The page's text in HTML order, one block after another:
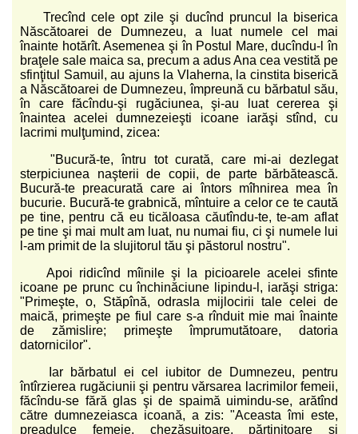
Trecînd cele opt zile şi ducînd pruncul la biserica
Născătoarei de Dumnezeu, a luat numele cel mai
înainte hotărît. Asemenea şi în Postul Mare, ducîndu-l în
braţele sale maica sa, precum a adus Ana cea vestită pe
sfinţitul Samuil, au ajuns la Vlaherna, la cinstita biserică
a Născătoarei de Dumnezeu, împreună cu bărbatul său,
în care făcîndu-şi rugăciunea, şi-au luat cererea şi
înaintea acelei dumnezeieşti icoane iarăşi stînd, cu
lacrimi mulţumind, zicea:
"Bucură-te, întru tot curată, care mi-ai dezlegat
sterpiciunea naşterii de copii, de parte bărbătească.
Bucură-te preacurată care ai întors mîhnirea mea în
bucurie. Bucură-te grabnică, mîntuire a celor ce te caută
pe tine, pentru că eu ticăloasa căutîndu-te, te-am aflat
pe tine şi mai mult am luat, nu numai fiu, ci şi numele lui
l-am primit de la slujitorul tău şi păstorul nostru".
Apoi ridicînd mîinile şi la picioarele acelei sfinte
icoane pe prunc cu închinăciune lipindu-l, iarăşi striga:
"Primeşte, o, Stăpînă, odrasla mijlocirii tale celei de
maică, primeşte pe fiul care s-a rînduit mie mai înainte
de zămislire; primeşte împrumutătoare, datoria
datornicilor".
Iar bărbatul ei cel iubitor de Dumnezeu, pentru
întîrzierea rugăciunii şi pentru vărsarea lacrimilor femeii,
făcîndu-se fără glas şi de spaimă uimindu-se, arătînd
către dumnezeiasca icoană, a zis: "Aceasta îmi este,
preadulce femeie, chezăşuitoare, părtinitoare şi